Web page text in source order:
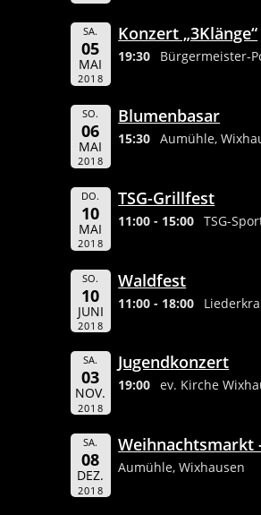
SA.
05
MAI
2018
Konzert „3Klänge“
19:30 Bürgermeister-
SO.
06
MAI
2018
Blumenbasar
15:30 Aumühle,
DO.
10
MAI
2018
TSG-Grillfest
11:00 - 15:00 TSG-
SO.
10
JUNI
2018
Waldfest
11:00 - 18:00
SA.
03
NOV.
2018
Jugendkonzert
19:00 ev. Kirche
SA.
08
DEZ.
2018
Weihnachtsmarkt
Aumühle, Wixhausen